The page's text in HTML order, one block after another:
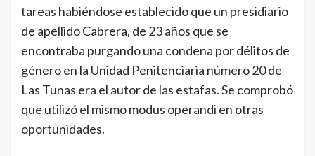
tareas habiéndose establecido que un presidiario
de apellido Cabrera, de 23 años que se
encontraba purgando una condena por délitos de
género en la Unidad Penitenciaria número 20 de
Las Tunas era el autor de las estafas. Se comprobó
que utilizó el mismo modus operandi en otras
oportunidades.